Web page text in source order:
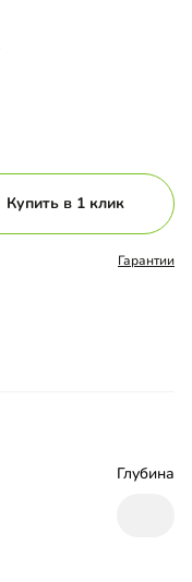
Купить в 1 клик
Гарантии
Глубина